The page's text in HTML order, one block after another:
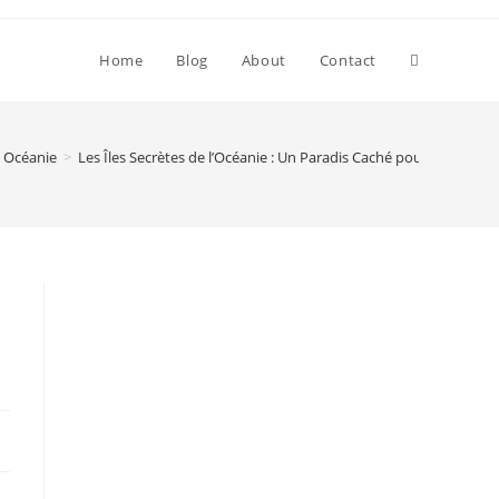
Home Blog About Contact Toggle
Océanie > Les Îles Secrètes de l’Océanie : Un Paradis Caché pour les